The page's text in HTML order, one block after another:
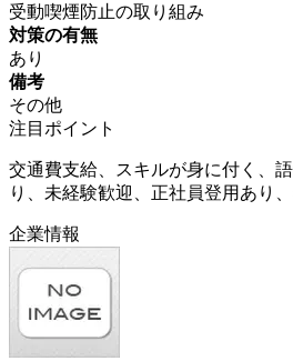
受動喫煙防止の取り組み
対策の有無
あり
備考
その他
注目ポイント
交通費支給、スキルが身に付く、
り、未経験歓迎、正社員登用あり
企業情報